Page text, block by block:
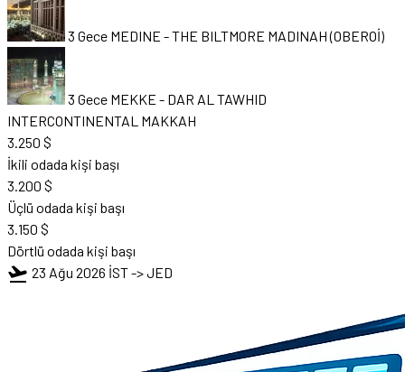
3 Gece MEDINE -THE BILTMORE MADINAH (OBEROİ)
3 Gece MEKKE - DAR AL TAWHID
INTERCONTINENTAL MAKKAH
3.250 $
İkili odada kişi başı
3.200 $
Üçlü odada kişi başı
3.150 $
Dörtlü odada kişi başı
flight_takeoff 23 Ağu 2026 İST -> JED